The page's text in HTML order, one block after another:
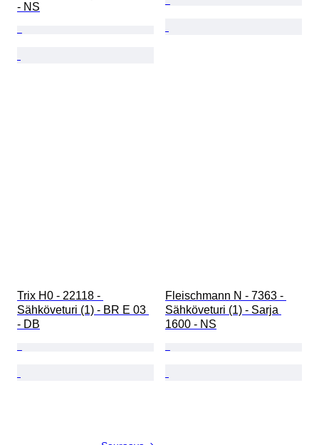
- NS
Trix H0 - 22118 -
Sähköveturi (1) - BR E 03
- DB
Fleischmann N - 7363 -
Sähköveturi (1) - Sarja
1600 - NS